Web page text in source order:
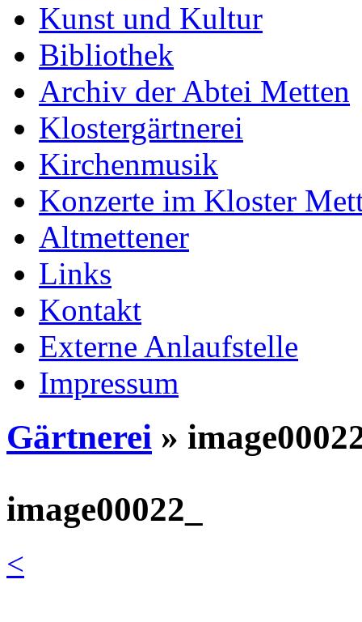
Kunst und Kultur
Bibliothek
Archiv der Abtei Metten
Klostergärtnerei
Kirchenmusik
Konzerte im Kloster
Altmettener
Links
Kontakt
Externe Anlaufstelle
Impressum
Gärtnerei »
image00022_
<